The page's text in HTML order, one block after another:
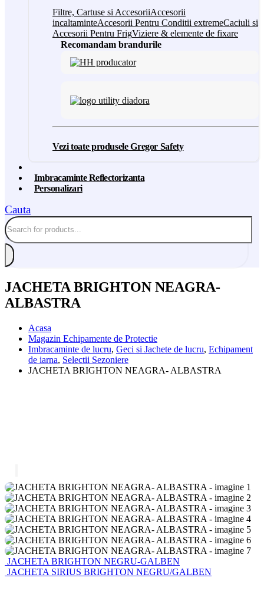
Filtre, Cartuse si AccesoriiAccesorii
incaltaminteAccesorii Pentru Conditii extremeCaciuli si
Accesorii Pentru FrigViziere & elemente de fixare
Recomandam brandurile
Vezi toate produsele Gregor Safety
Imbracaminte Reflectorizanta
Personalizari
Cauta
JACHETA BRIGHTON NEAGRA-
ALBASTRA
Acasa
Magazin Echipamente de Protectie
Imbracaminte de lucru, Geci si Jachete de lucru, Echipament
de iarna, Selectii Sezoniere
JACHETA BRIGHTON NEAGRA- ALBASTRA
JACHETA BRIGHTON NEGRU-GALBEN
JACHETA SIRIUS BRIGHTON NEGRU/GALBEN